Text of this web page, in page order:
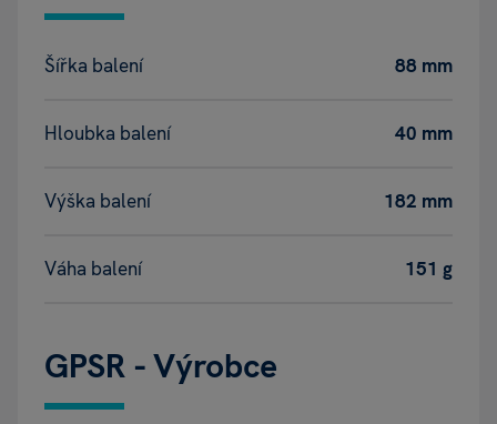
Šířka balení 88 mm
Hloubka balení 40 mm
Výška balení 182 mm
Váha balení 151 g
GPSR - Výrobce